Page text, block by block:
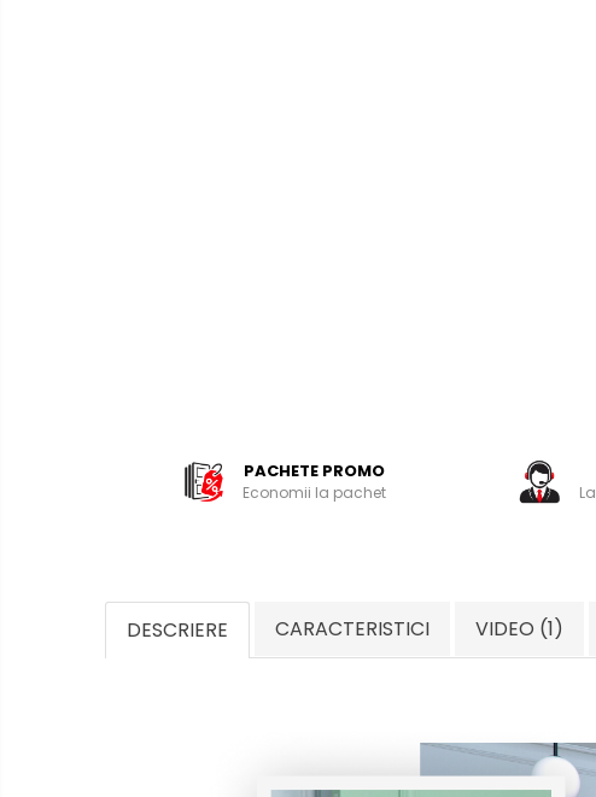
PACHETE PROMO
Economii la pachet
DESCRIERE CARACTERISTICI VIDEO (1)